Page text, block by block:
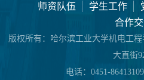
师资队伍
学生工作
合作
版权所有： 哈尔滨工业大学机电工
大直街
电话： 0451-